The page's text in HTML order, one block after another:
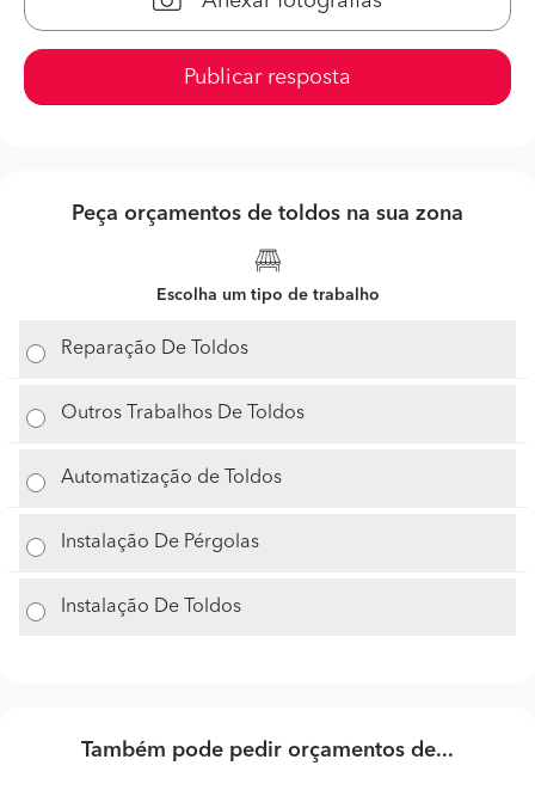
Publicar resposta
Peça orçamentos de toldos na sua zona
Escolha um tipo de trabalho
Reparação De Toldos
Outros Trabalhos De Toldos
Automatização de Toldos
Instalação De Pérgolas
Instalação De Toldos
Também pode pedir orçamentos de...